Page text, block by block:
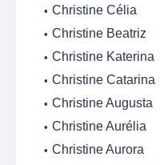
Christine Célia
Christine Beatriz
Christine Katerina
Christine Catarina
Christine Augusta
Christine Aurélia
Christine Aurora